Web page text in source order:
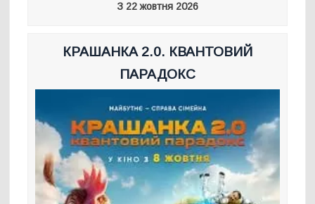
З 22 жовтня 2026
КРАШАНКА 2.0. КВАНТОВИЙ
ПАРАДОКС